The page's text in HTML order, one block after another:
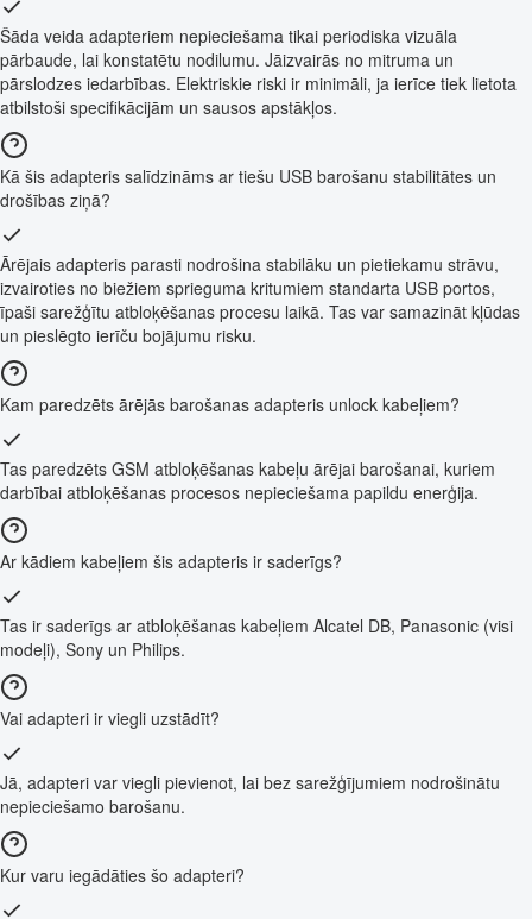
Šāda veida adapteriem nepieciešama tikai periodiska vizuāla
pārbaude, lai konstatētu nodilumu. Jāizvairās no mitruma un
pārslodzes iedarbības. Elektriskie riski ir minimāli, ja ierīce tiek lietota
atbilstoši specifikācijām un sausos apstākļos.
Kā šis adapteris salīdzināms ar tiešu USB barošanu stabilitātes un
drošības ziņā?
Ārējais adapteris parasti nodrošina stabilāku un pietiekamu strāvu,
izvairoties no biežiem sprieguma kritumiem standarta USB portos,
īpaši sarežģītu atbloķēšanas procesu laikā. Tas var samazināt kļūdas
un pieslēgto ierīču bojājumu risku.
Kam paredzēts ārējās barošanas adapteris unlock kabeļiem?
Tas paredzēts GSM atbloķēšanas kabeļu ārējai barošanai, kuriem
darbībai atbloķēšanas procesos nepieciešama papildu enerģija.
Ar kādiem kabeļiem šis adapteris ir saderīgs?
Tas ir saderīgs ar atbloķēšanas kabeļiem Alcatel DB, Panasonic (visi
modeļi), Sony un Philips.
Vai adapteri ir viegli uzstādīt?
Jā, adapteri var viegli pievienot, lai bez sarežģījumiem nodrošinātu
nepieciešamo barošanu.
Kur varu iegādāties šo adapteri?